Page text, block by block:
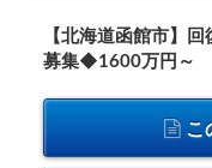
【北海道函館市】
募集◆1600万円～
こ